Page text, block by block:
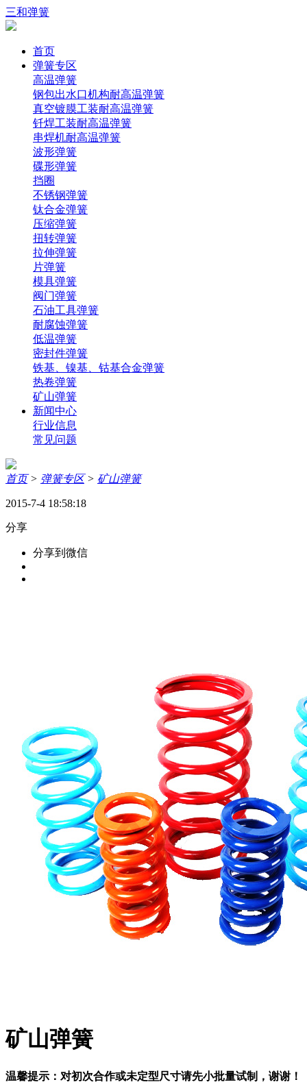
三和弹簧
首页
弹簧专区
高温弹簧
钢包出水口机构耐高温弹簧
真空镀膜工装耐高温弹簧
钎焊工装耐高温弹簧
串焊机耐高温弹簧
波形弹簧
碟形弹簧
挡圈
不锈钢弹簧
钛合金弹簧
压缩弹簧
扭转弹簧
拉伸弹簧
片弹簧
模具弹簧
阀门弹簧
石油工具弹簧
耐腐蚀弹簧
低温弹簧
密封件弹簧
铁基、镍基、钴基合金弹簧
热卷弹簧
矿山弹簧
新闻中心
行业信息
常见问题
首页 > 弹簧专区 > 矿山弹簧
2015-7-4 18:58:18
分享
分享到微信
矿山弹簧
温馨提示：对初次合作或未定型尺寸请先小批量试制，谢谢！